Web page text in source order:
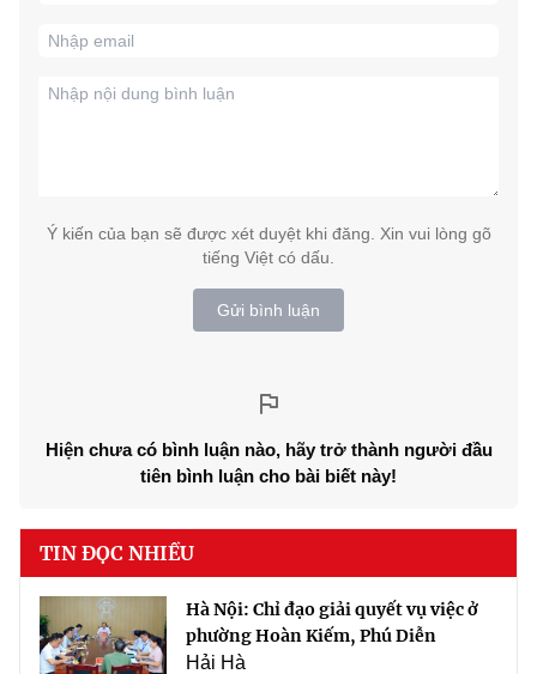
Ý kiến của bạn sẽ được xét duyệt khi đăng. Xin vui lòng gõ
tiếng Việt có dấu.
Gửi bình luận
Hiện chưa có bình luận nào, hãy trở thành người đầu
tiên bình luận cho bài biết này!
TIN ĐỌC NHIỀU
Hà Nội: Chỉ đạo giải quyết vụ việc ở
phường Hoàn Kiếm, Phú Diễn
Hải Hà